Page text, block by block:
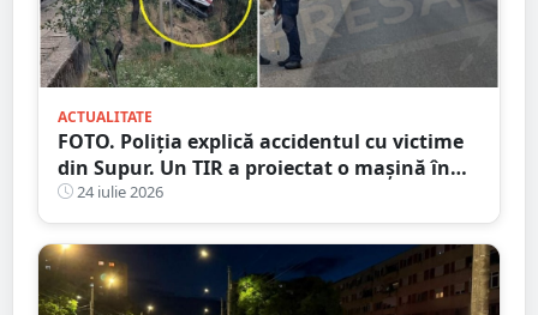
ACTUALITATE
FOTO. Poliția explică accidentul cu victime
din Supur. Un TIR a proiectat o mașină în
șanț24 iulie 2026